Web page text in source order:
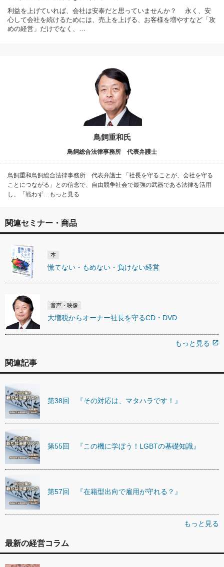
利益を上げていれば、会社は安泰だと思っていませんか？ 永く、安
心して会社を続けるためには、売上を上げる、お客様を増やすなど「攻
めの経営」だけでなく、…
鳥飼重和氏
鳥飼総合法律事務所 代表弁護士
鳥飼重和鳥飼総合法律事務所 代表弁護士 「社長を守ることが、会社を守る
ことにつながる」との信念で、自由競争社会で最強の武器である法律を活用
し、「戦わず…もっと見る
関連セミナー・商品
本
慌てない・もめない・負けない経営
音声・映像
大増税からオーナー社長を守るCD・DVD
もっと見る open_in_new
関連記事
第38回 『その対応は、マタハラです！』
第55回 『この機に学ぼう！LGBTの基礎知識』
第57回 『在籍型出向で雇用が守れる？』
もっと見る
最新の経営コラム